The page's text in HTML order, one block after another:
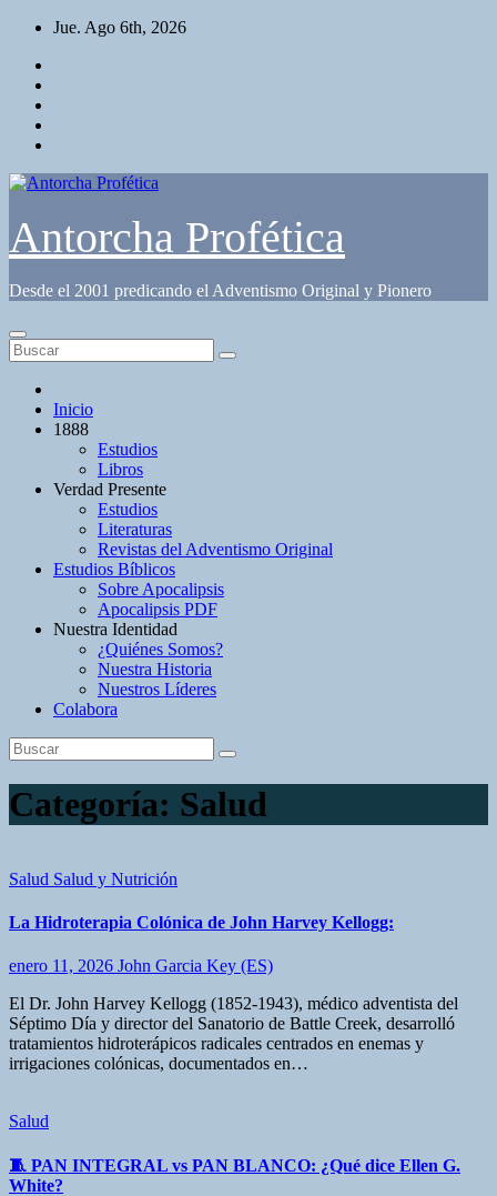
Saltar
contenido
Jue. Ago 6th, 2026
Antorcha Profética
Desde el 2001 predicando el Adventismo Original y Pionero
Inicio
1888
Estudios
Libros
Verdad Presente
Estudios
Literaturas
Revistas del Adventismo Original
Estudios Bíblicos
Sobre Apocalipsis
Apocalipsis PDF
Nuestra Identidad
¿Quiénes Somos?
Nuestra Historia
Nuestros Líderes
Colabora
Categoría: Salud
Salud Salud y Nutrición
La Hidroterapia Colónica de John Harvey Kellogg:
enero 11, 2026 John Garcia Key (ES)
El Dr. John Harvey Kellogg (1852-1943), médico adventista del
Séptimo Día y director del Sanatorio de Battle Creek, desarrolló
tratamientos hidroterápicos radicales centrados en enemas y
irrigaciones colónicas, documentados en…
Salud
🧵 PAN INTEGRAL vs PAN BLANCO: ¿Qué dice Ellen G.
White?